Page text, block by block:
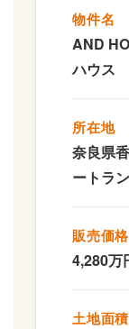
物件名
AND
ハウス
所在地
奈良県
ートラ
販売価格
4,280万
土地面積